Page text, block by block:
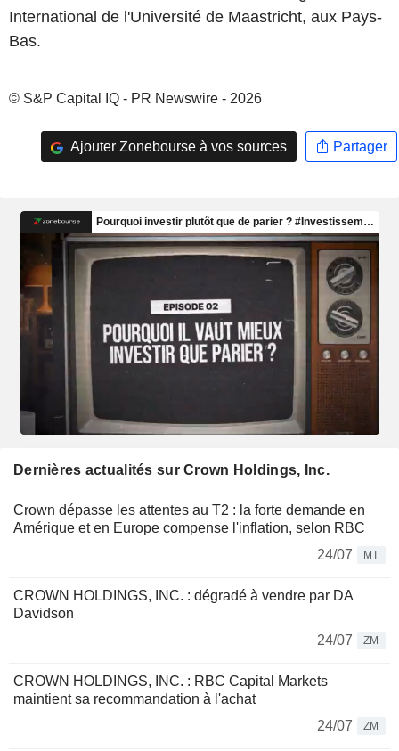
International de l'Université de Maastricht, aux Pays-
Bas.
© S&P Capital IQ - PR Newswire - 2026
Ajouter Zonebourse à vos sources Partager
Dernières actualités sur Crown Holdings, Inc.
Crown dépasse les attentes au T2 : la forte demande en
Amérique et en Europe compense l'inflation, selon RBC
24/07
MT
CROWN HOLDINGS, INC. : dégradé à vendre par DA
Davidson
24/07
ZM
CROWN HOLDINGS, INC. : RBC Capital Markets
maintient sa recommandation à l'achat
24/07
ZM